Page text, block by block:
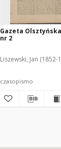
Gazeta
nr 2
Liszewski, Jan (1852-
czasopismo